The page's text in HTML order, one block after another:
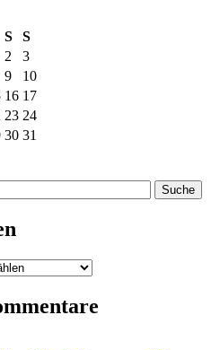
S S
2
3
9
10
16 17
23 24
30 31